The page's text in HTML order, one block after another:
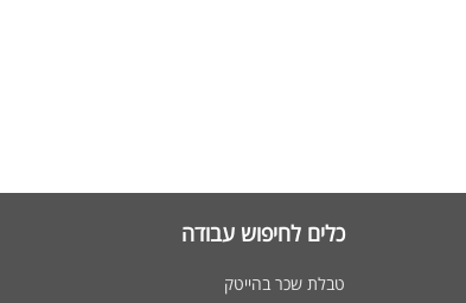
כלים לחיפוש עבודה
טבלת שכר בהייטק